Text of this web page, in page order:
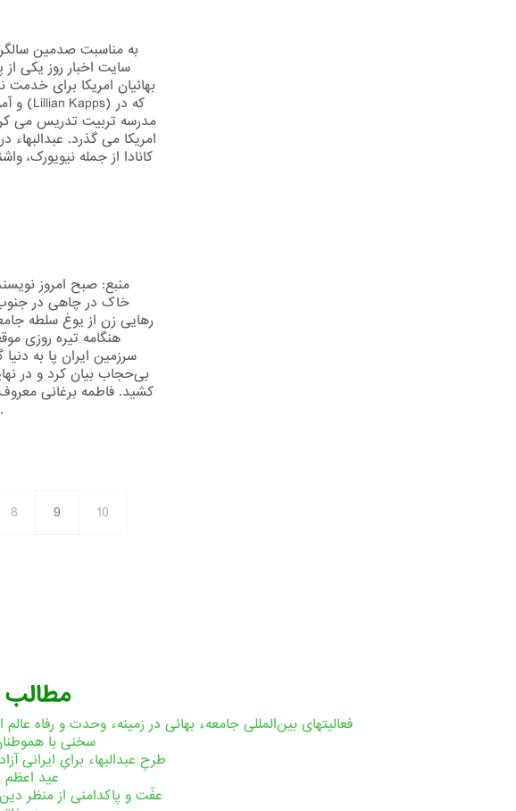
سایت اخبار روز یکی
بهائیان امریکا برای خدمت
مدرسه تربیت تدریس می
امریکا می گذرد.
کانادا از جمله نیویورک،
خاک در چاهی در جنوب
رهایی زن از یوغ سلطه
هنگامه تیره روزی
سرزمین ایران پا به دنیا
بی‌حجاب بیان کرد و در
8 9 10
فعالیتهای بین‌المللی جامعهء بهائی در زمینهء وحدت و رفاه عالم
سخنی با
طرحِ عبدالبهاء برایِ ایرانی
عید اعظم
عفّت و پاکدامنی از منظر